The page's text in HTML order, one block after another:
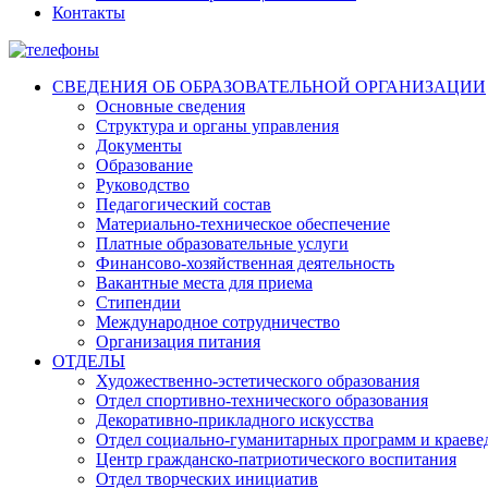
Контакты
СВЕДЕНИЯ ОБ ОБРАЗОВАТЕЛЬНОЙ ОРГАНИЗАЦИИ
Основные сведения
Структура и органы управления
Документы
Образование
Руководство
Педагогический состав
Материально-техническое обеспечение
Платные образовательные услуги
Финансово-хозяйственная деятельность
Вакантные места для приема
Стипендии
Международное сотрудничество
Организация питания
ОТДЕЛЫ
Художественно-эстетического образования
Отдел спортивно-технического образования
Декоративно-прикладного искусства
Отдел социально-гуманитарных программ и
Центр гражданско-патриотического воспитания
Отдел творческих инициатив